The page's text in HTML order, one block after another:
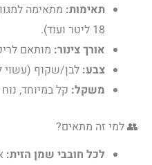
תאימות:
18 ליטר ועוד).
אורך צינור: מותאם
צבע: לבן/שקוף (עשוי
משקל: קל במיוחד,
👥 למי זה מתאים?
לכל חובבי שמן הזית: